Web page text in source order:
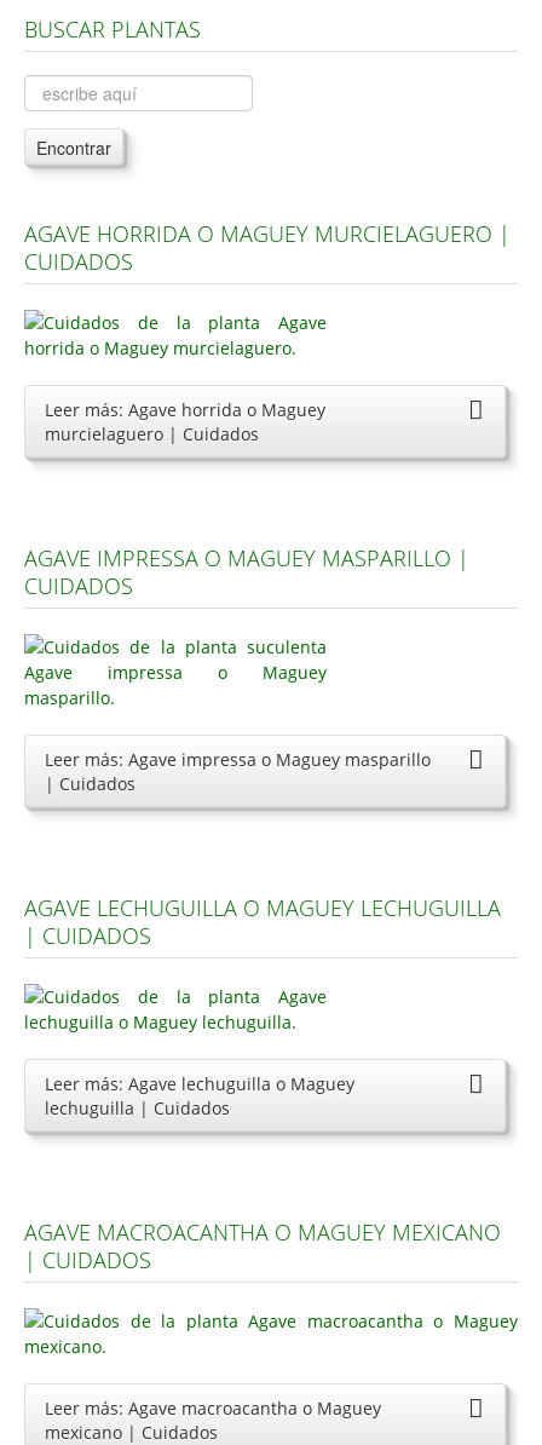
Árboles, Cicas y Palmeras de la G a la Z
Plantas Anuales y Perennes
Plantas Bulbosas y Acuáticas
Plantas de Interior
Plantas Aromáticas y de Huerto
Plantas Carnívoras y Orquídeas
Consejos
Hemisferio Sur
Enfermedades
Carencias
Flores y Plantas
Árboles y Palmeras
Arbustos y Trepadoras
Cactus y Suculentas
BUSCAR PLANTAS
Encontrar
AGAVE HORRIDA O MAGUEY MURCIELAGUERO |
CUIDADOS
Leer más: Agave horrida o Maguey
murcielaguero | Cuidados
AGAVE IMPRESSA O MAGUEY MASPARILLO |
CUIDADOS
Leer más: Agave impressa o Maguey masparillo
| Cuidados
AGAVE LECHUGUILLA O MAGUEY LECHUGUILLA
| CUIDADOS
Leer más: Agave lechuguilla o Maguey
lechuguilla | Cuidados
AGAVE MACROACANTHA O MAGUEY MEXICANO
| CUIDADOS
Leer más: Agave macroacantha o Maguey
mexicano | Cuidados